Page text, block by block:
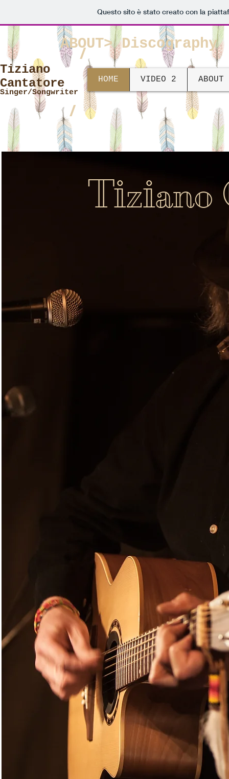
Questo sito è stato creato con la
/
Tiziano
Cantatore
Singer/Songwriter
ABOUT> Discography
/
HOME VIDEO 2 ABOUT
Tiziano